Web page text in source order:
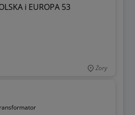
i EUROPA 53
Żory